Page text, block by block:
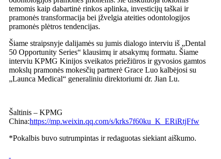
temomis kaip dabartinė rinkos aplinka, investicijų taškai ir
pramonės transformacija bei įžvelgia ateities odontologijos
pramonės plėtros tendencijas.
Šiame straipsnyje dalijamės su jumis dialogo interviu iš „Dental
50 Opportunity Series“ klausimų ir atsakymų formatu. Šiame
interviu KPMG Kinijos sveikatos priežiūros ir gyvosios gamtos
mokslų pramonės mokesčių partnerė Grace Luo kalbėjosi su
„Launca Medical“ generaliniu direktoriumi dr. Jian Lu.
Šaltinis – KPMG
China:https://mp.weixin.qq.com/s/krks7f60ku_K_ERiRtjFfw
*Pokalbis buvo sutrumpintas ir redaguotas siekiant aiškumo.